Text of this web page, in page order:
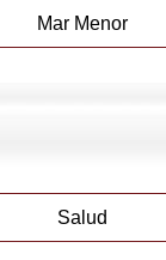
Mar Menor
Salud